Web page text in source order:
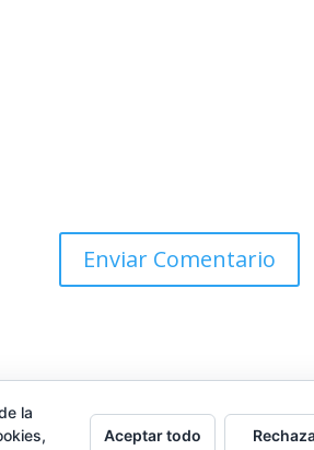
la
Aceptar todo